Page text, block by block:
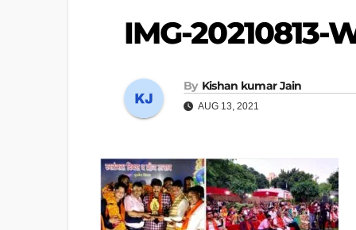
IMG-20210813-
By Kishan kumar Jain
AUG 13, 2021